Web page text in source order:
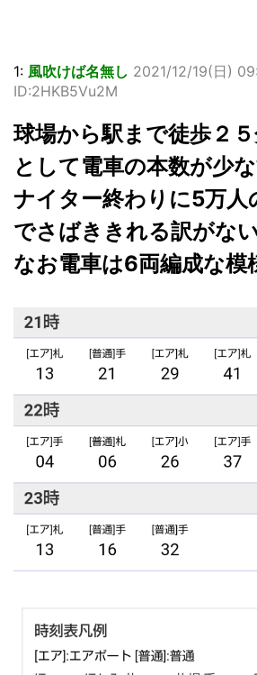
1: 風吹けば名無し 2021/12/19(日)
ID:2HKB5Vu2M
球場から駅まで徒歩２
として電車の本数が少
ナイター終わりに5万人
でさばききれる訳がな
なお電車は6両編成な模